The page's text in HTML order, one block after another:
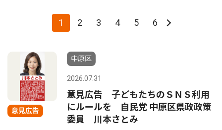
1 2 3 4 5 6
意見広告
中原区
2026.07.31
意見広告 子どもたちのＳＮＳ利用
にルールを 自民党 中原区県政政策
委員 川本さとみ